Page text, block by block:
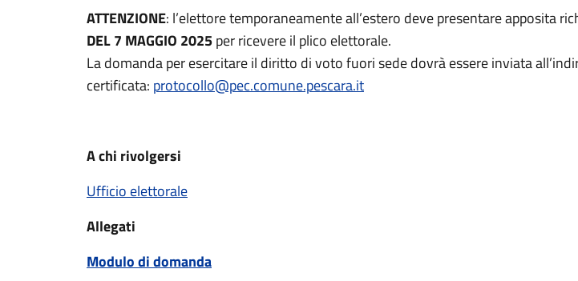
ATTENZIONE: l’elettore temporaneamente all’estero deve presentare apposita
DEL 7 MAGGIO 2025per ricevere il plico elettorale.
La domanda per esercitare il diritto di voto fuori sede dovrà essere inviata
certificata: protocollo@pec.comune.pescara.it
A chi rivolgersi
Ufficio elettorale
Allegati
Modulo di domanda